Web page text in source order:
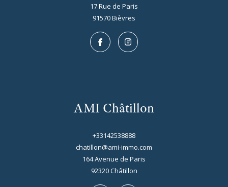
17 Rue de Paris
91570
bièvres
AMI Châtillon
+33142538888
chatillon@ami-immo.com
164 Avenue de Paris
92320 châtillon